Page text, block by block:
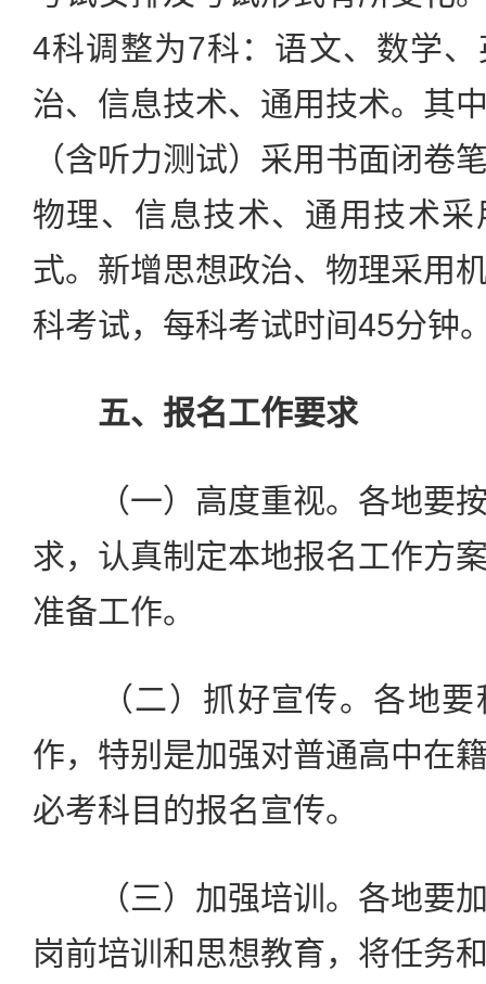
4科调整为7科：语文、数学
治、信息技术、通用技术。其
（含听力测试）采用书面闭卷
物理、信息技术、通用技术
式。新增思想政治、物理采用
科考试，每科考试时间45分钟
五、报名工作要求
（一）高度重视。各地要按
求，认真制定本地报名工作方
准备工作。
（二）抓好宣传。各地要
作，特别是加强对普通高中在
必考科目的报名宣传。
（三）加强培训。各地要加
岗前培训和思想教育，将任务